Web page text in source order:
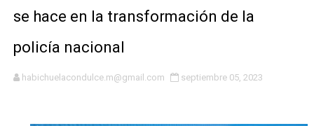
Bienes Nacionales recauda más de RD 57 millones en
Residentes en San Juan beneficiados con jornada
El magistrado Henry Molina decidió no seguir en la
se hace en la transformación de la
policía nacional
habichuelacondulce.m@gmail.com septiembre 05, 2023